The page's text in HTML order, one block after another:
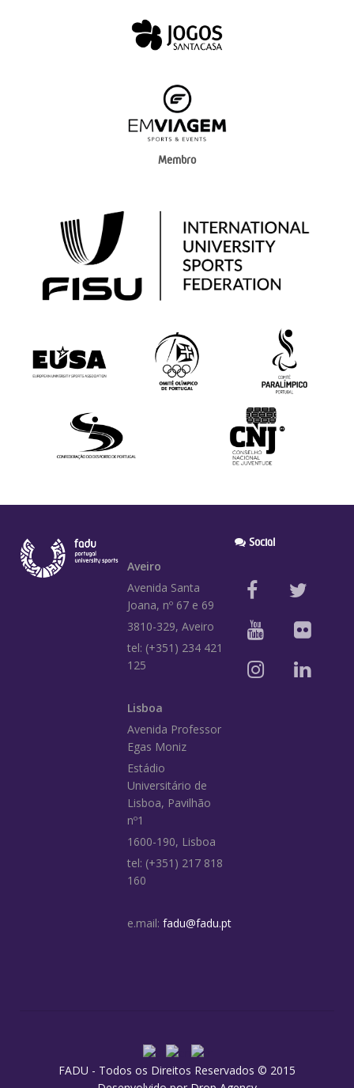
Membro
Aveiro
Avenida Santa
Joana, nº 67 e 69
3810-329, Aveiro
tel: (+351) 234 421
125
Lisboa
Avenida Professor
Egas Moniz
Estádio
Universitário de
Lisboa, Pavilhão
nº1
1600-190, Lisboa
tel: (+351) 217 818
160
e.mail: fadu@fadu.pt
Social
FADU - Todos os Direitos Reservados © 2015